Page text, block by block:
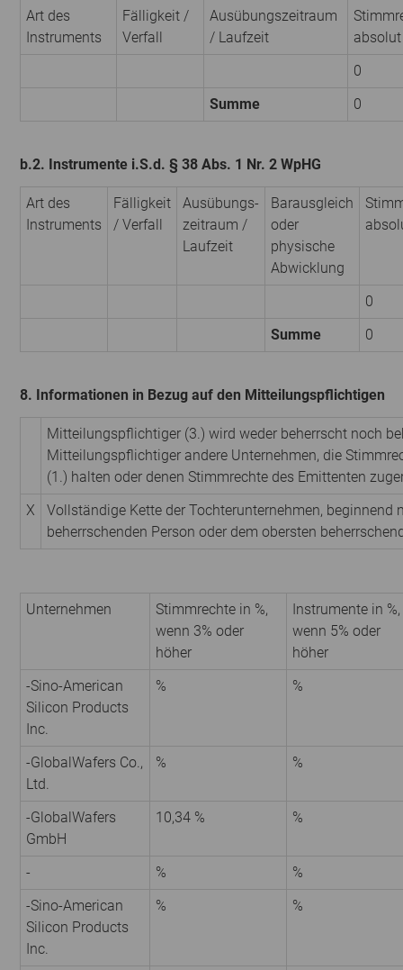
Art des
Instruments
Fälligkeit /
Verfall
Ausübungs­zeitraum
/ Laufzeit
absolut
0
Summe
0
b.2. Instrumente i.S.d. § 38 Abs. 1 Nr. 2 WpHG
Art des
Instruments
Fälligkeit
/ Verfall
Ausübungs­
zeitraum /
Laufzeit
Barausgleich
oder
physische
Abwicklung
0
Summe
0
8. Informationen in Bezug auf den Mitteilungspflichtigen
Mitteilungspflichtiger (3.) wird weder beherrscht noch
Mitteilungspflichtiger andere Unternehmen, die
(1.) halten oder denen Stimmrechte des Emittenten
X
Vollständige Kette der Tochterunternehmen, beginnend
beherrschenden Person oder dem obersten
Unternehmen
Stimmrechte in %,
wenn 3% oder
höher
Instrumente in %,
wenn 5% oder
höher
-Sino-American
Silicon Products
Inc.
% %
-GlobalWafers Co.,
Ltd.
% %
-GlobalWafers
GmbH
10,34 % %
- %
%
-Sino-American
Silicon Products
Inc.
% %